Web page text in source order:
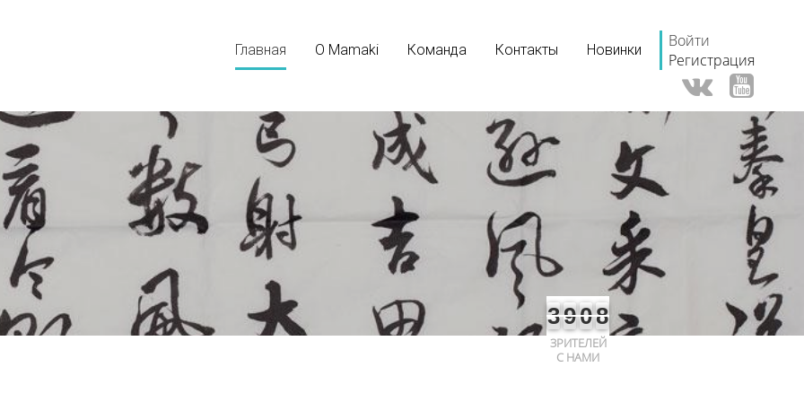
Главная О Mamaki Команда Контакты Новинки
Войти
Регистрация
3908
ЗРИТЕЛЕЙ
С НАМИ